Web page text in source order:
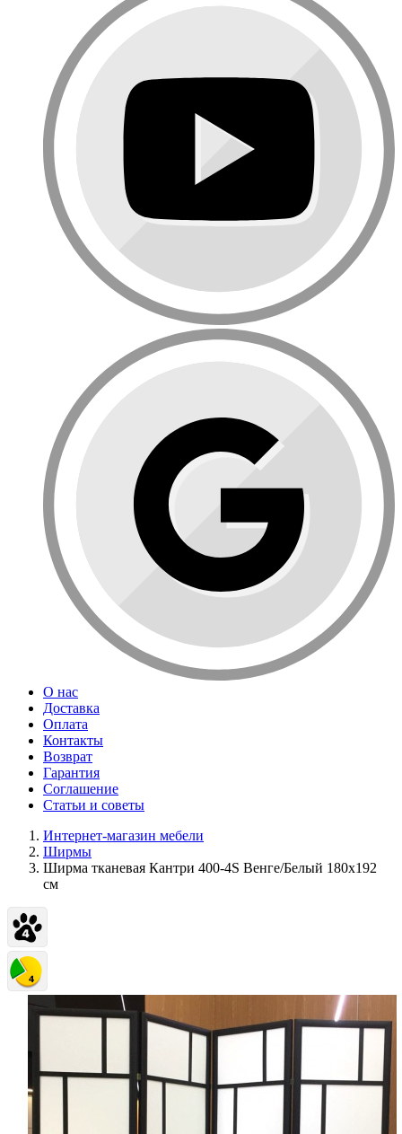
О нас
Доставка
Оплата
Контакты
Возврат
Гарантия
Соглашение
Статьи и советы
Интернет-магазин мебели
Ширмы
Ширма тканевая Кантри 400-4S Венге/Белый 180х192
см